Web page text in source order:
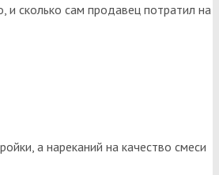
и сколько сам продавец потратил на
а нареканий на качество смеси